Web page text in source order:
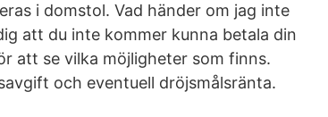
i domstol. Vad händer om jag inte
att du inte kommer kunna betala din
att se vilka möjligheter som finns.
och eventuell dröjsmålsränta.